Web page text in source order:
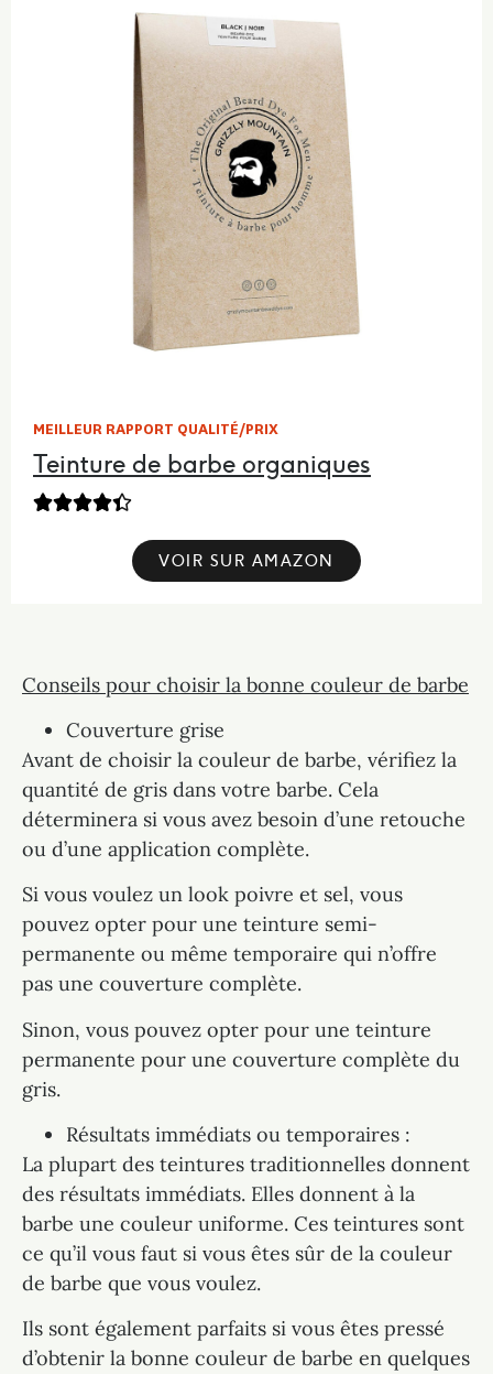
MEILLEUR RAPPORT QUALITÉ/PRIX
Teinture de barbe organiques

VOIR SUR AMAZON
Conseils pour choisir la bonne couleur de barbe
Couverture grise
Avant de choisir la couleur de barbe, vérifiez la
quantité de gris dans votre barbe. Cela
déterminera si vous avez besoin d’une retouche
ou d’une application complète.
Si vous voulez un look poivre et sel, vous
pouvez opter pour une teinture semi-
permanente ou même temporaire qui n’offre
pas une couverture complète.
Sinon, vous pouvez opter pour une teinture
permanente pour une couverture complète du
gris.
Résultats immédiats ou temporaires :
La plupart des teintures traditionnelles donnent
des résultats immédiats. Elles donnent à la
barbe une couleur uniforme. Ces teintures sont
ce qu’il vous faut si vous êtes sûr de la couleur
de barbe que vous voulez.
Ils sont également parfaits si vous êtes pressé
d’obtenir la bonne couleur de barbe en quelques